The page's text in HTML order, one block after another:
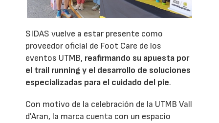
SIDAS vuelve a estar presente como
proveedor oficial de Foot Care de los
eventos UTMB, reafirmando su apuesta por
el trail running y el desarrollo de soluciones
especializadas para el cuidado del pie.
Con motivo de la celebración de la UTMB Vall
d'Aran, la marca cuenta con un espacio